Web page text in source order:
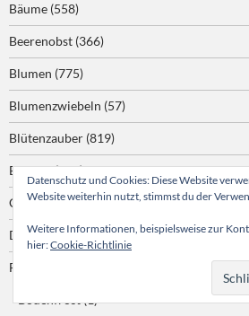
Bäume (558)
Beerenobst (366)
Blumen (775)
Blumenzwiebeln (57)
Blütenzauber (819)
Bohnen(162)
Chili(514)
Drumherum(123)
Frost
Bodenfrost(1)
Datenschutz und Cookies: Diese Website
Website weiterhin nutzt, stimmst du der
Weitere Informationen, beispielsweise zur
hier:Cookie-Richtlinie